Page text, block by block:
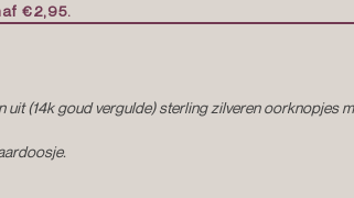
€2,95.
uit (14k goud vergulde) sterling zilveren